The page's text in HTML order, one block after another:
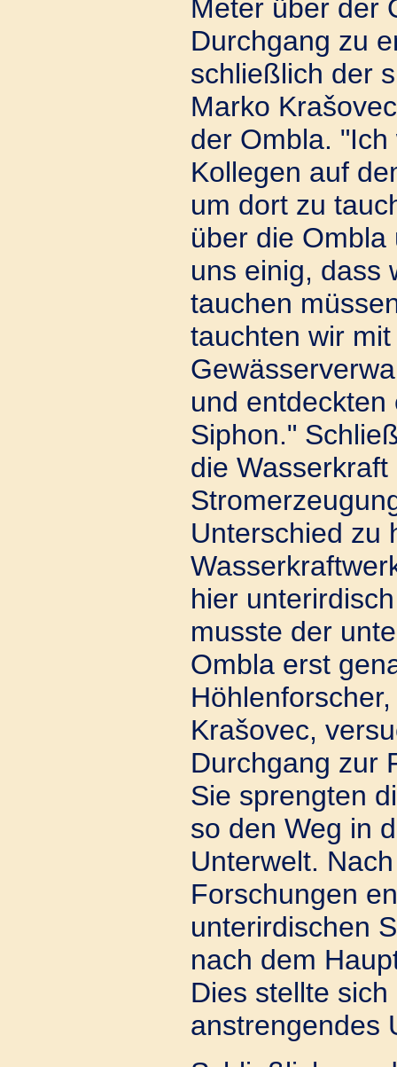
Meter über der
Durchgang zu
schließlich der
Marko
der Ombla.
Kollegen auf
um dort zu
über die
uns einig, dass
tauchen
tauchten wir
und
Siphon."
die
Unterschied zu
hier
musste der
Ombla erst
Krašovec,
Durchgang zur
Sie sprengten
so den Weg in
Unterwelt.
Forschungen
unterirdischen
nach dem
Dies stellte
anstrengendes